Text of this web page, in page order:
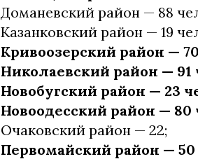
Доманевский район — 88
Казанковский район — 19
Кривоозерский район —
Николаевский район — 91
Новобугский район — 23
Новоодесский район — 80
Очаковский район — 22;
Первомайский район — 50